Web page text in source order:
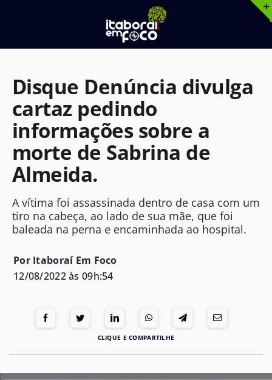
o
Disque Denúncia divulga
cartaz pedindo
informações sobre a
morte de Sabrina de
Almeida.
A vítima foi assassinada dentro de casa com um
tiro na cabeça, ao lado de sua mãe, que foi
baleada na perna e encaminhada ao hospital.
Por Itaboraí Em Foco
12/08/2022 às 09h:54